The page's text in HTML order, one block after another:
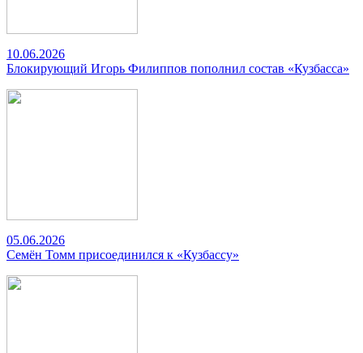
10.06.2026
Блокирующий Игорь Филиппов пополнил состав «Кузбасса»
05.06.2026
Семён Томм присоединился к «Кузбассу»